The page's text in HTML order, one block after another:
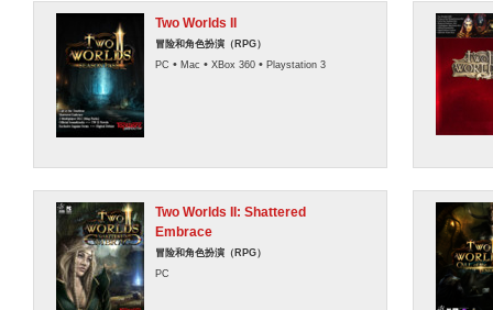
Two Worlds II
冒险和角色扮演（RPG）
PC • Mac • XBox 360 • Playstation 3
Two Worlds II: Shattered
Embrace
冒险和角色扮演（RPG）
PC